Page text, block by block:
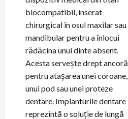
biocompatibil, inserat
chirurgical în osul maxilar sau
mandibular pentru a înlocui
rădăcina unui dinte absent.
Acesta servește drept ancoră
pentru atașarea unei coroane,
unui pod sau unei proteze
dentare. Implanturile dentare
reprezintă o soluție de lungă